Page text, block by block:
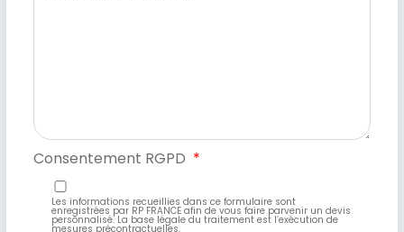
Consentement RGPD
Les informations recueillies dans ce formulaire sont
enregistrées par RP FRANCE afin de vous faire parvenir un devis
personnalisé. La base légale du traitement est l’exécution de
mesures précontractuelles.